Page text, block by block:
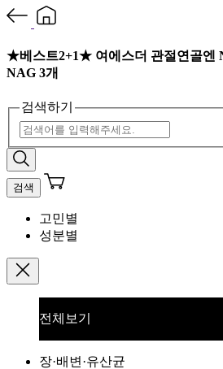
★베스트2+1★ 여에스더 관절연골엔
NAG 3개
검색하기
검색
고민별
성분별
전체보기
장·배변·유산균